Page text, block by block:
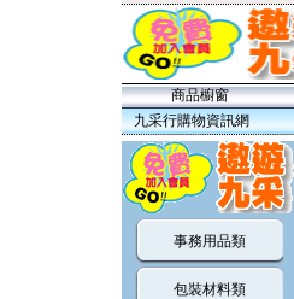
商品櫥窗
九采行購物資訊網
事務用品類
包裝材料類